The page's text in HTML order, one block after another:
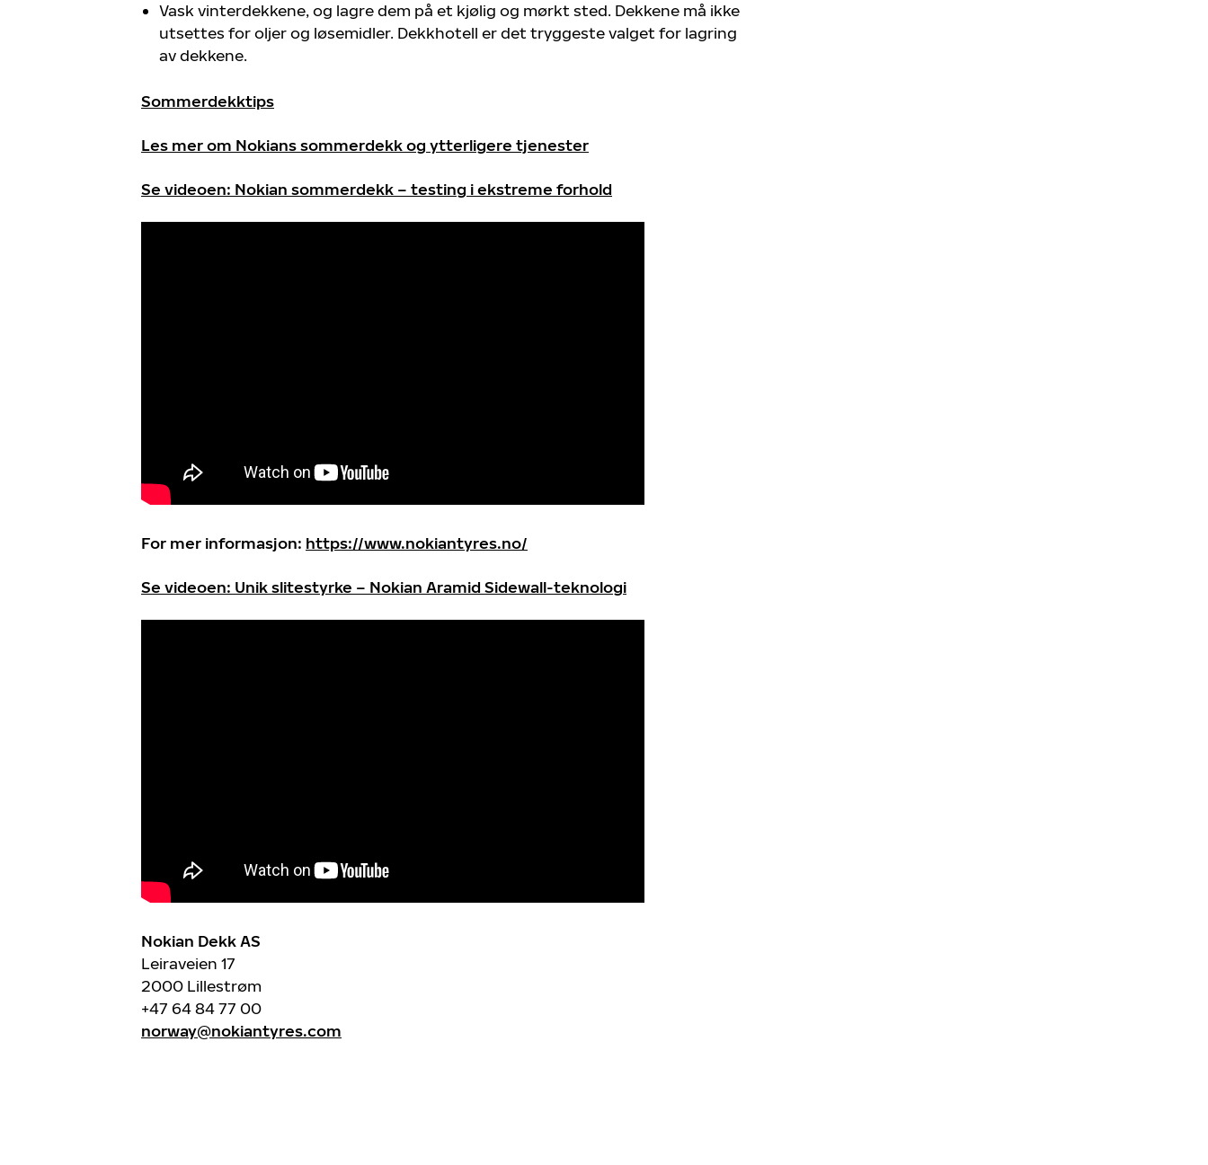
Vask vinterdekkene, og lagre dem på et kjølig og mørkt sted. Dekkene må ikke
utsettes for oljer og løsemidler. Dekkhotell er det tryggeste valget for lagring
av dekkene.
Sommerdekktips
Les mer om Nokians sommerdekk og ytterligere tjenester
Se videoen: Nokian sommerdekk – testing i ekstreme forhold
For mer informasjon: https://www.nokiantyres.no/
Se videoen: Unik slitestyrke – Nokian Aramid Sidewall-teknologi
Nokian Dekk AS
Leiraveien 17
2000 Lillestrøm
+47 64 84 77 00
norway@nokiantyres.com